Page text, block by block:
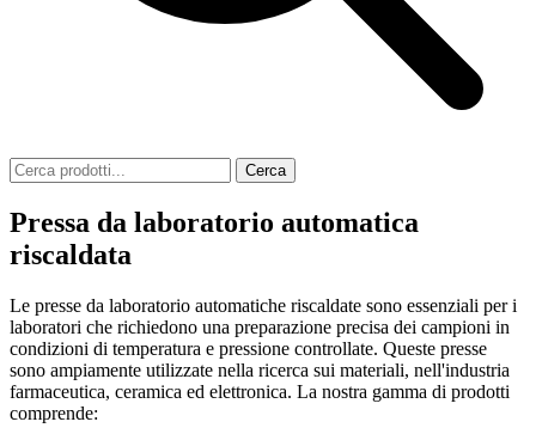
Cerca
Pressa da laboratorio automatica
riscaldata
Le presse da laboratorio automatiche riscaldate sono essenziali per i
laboratori che richiedono una preparazione precisa dei campioni in
condizioni di temperatura e pressione controllate. Queste presse
sono ampiamente utilizzate nella ricerca sui materiali, nell'industria
farmaceutica, ceramica ed elettronica. La nostra gamma di prodotti
comprende: